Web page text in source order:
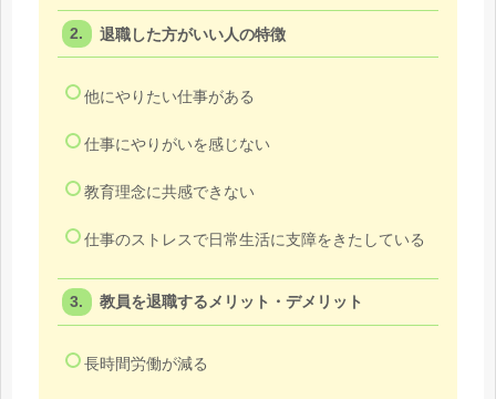
退職した方がいい人の特徴
他にやりたい仕事がある
仕事にやりがいを感じない
教育理念に共感できない
仕事のストレスで日常生活に支障をきたしている
教員を退職するメリット・デメリット
長時間労働が減る